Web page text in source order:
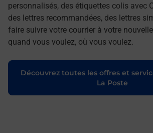
personnalisés, des étiquettes colis avec
des lettres recommandées, des lettres
faire suivre votre courrier à votre
quand vous voulez, où vous voulez.
Découvrez toutes les offres et
La Poste